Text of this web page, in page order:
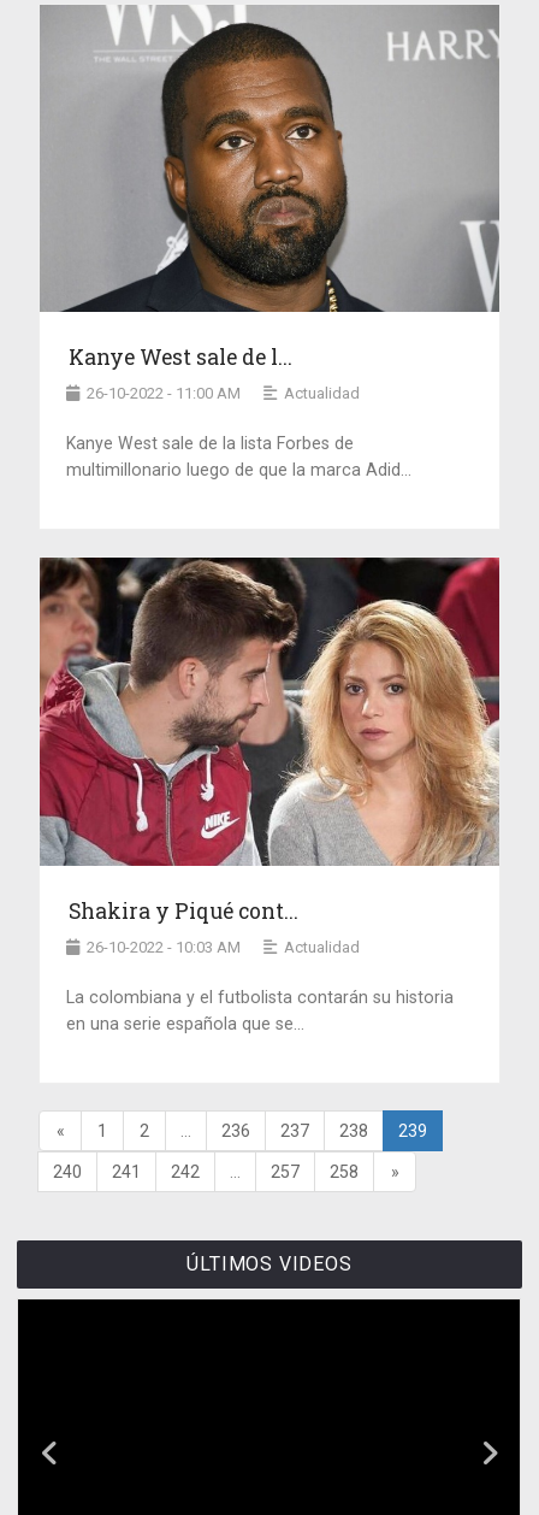
Kanye West sale de l...
26-10-2022 - 11:00 AM Actualidad
Kanye West sale de la lista Forbes de
multimillonario luego de que la marca Adid...
Shakira y Piqué cont...
26-10-2022 - 10:03 AM Actualidad
La colombiana y el futbolista contarán su historia
en una serie española que se...
« 1 2 236 237 238 239
240 241 242 257 258 »
ÚLTIMOS VIDEOS